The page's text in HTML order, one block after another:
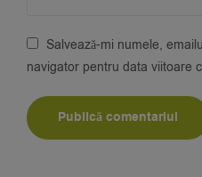
Salvează-mi numele,
navigator pentru data viitoare